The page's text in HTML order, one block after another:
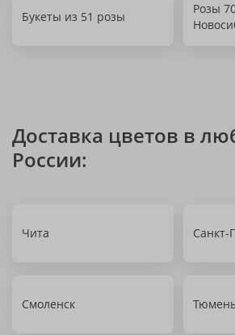
Букеты из 51 розы
Розы
Доставка цветов в
России:
Чита Санкт-
Смоленск